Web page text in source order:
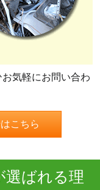
気軽にお問い合わ
こちら
選ばれる理